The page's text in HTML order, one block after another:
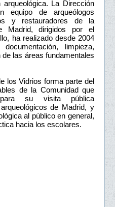
La Dirección
equipo de arqueólogos
y restauradores de la
Madrid, dirigidos por el
ha realizado desde 2004
limpieza,
las áreas fundamentales
los Vidrios forma parte del
de la Comunidad que
para su visita pública
de Madrid, y
al público en general,
hacia los escolares.